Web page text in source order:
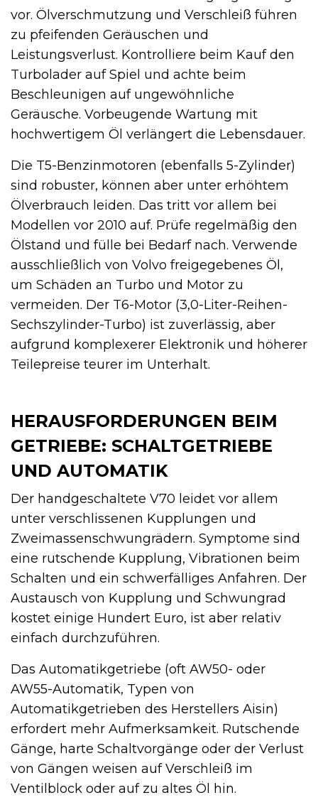
vor. Ölverschmutzung und Verschleiß führen
zu pfeifenden Geräuschen und
Leistungsverlust. Kontrolliere beim Kauf den
Turbolader auf Spiel und achte beim
Beschleunigen auf ungewöhnliche
Geräusche. Vorbeugende Wartung mit
hochwertigem Öl verlängert die Lebensdauer.
Die T5-Benzinmotoren (ebenfalls 5-Zylinder)
sind robuster, können aber unter erhöhtem
Ölverbrauch leiden. Das tritt vor allem bei
Modellen vor 2010 auf. Prüfe regelmäßig den
Ölstand und fülle bei Bedarf nach. Verwende
ausschließlich von Volvo freigegebenes Öl,
um Schäden an Turbo und Motor zu
vermeiden. Der T6-Motor (3,0-Liter-Reihen-
Sechszylinder-Turbo) ist zuverlässig, aber
aufgrund komplexerer Elektronik und höherer
Teilepreise teurer im Unterhalt.
HERAUSFORDERUNGEN BEIM
GETRIEBE: SCHALTGETRIEBE
UND AUTOMATIK
Der handgeschaltete V70 leidet vor allem
unter verschlissenen Kupplungen und
Zweimassenschwungrädern. Symptome sind
eine rutschende Kupplung, Vibrationen beim
Schalten und ein schwerfälliges Anfahren. Der
Austausch von Kupplung und Schwungrad
kostet einige Hundert Euro, ist aber relativ
einfach durchzuführen.
Das Automatikgetriebe (oft AW50- oder
AW55-Automatik, Typen von
Automatikgetrieben des Herstellers Aisin)
erfordert mehr Aufmerksamkeit. Rutschende
Gänge, harte Schaltvorgänge oder der Verlust
von Gängen weisen auf Verschleiß im
Ventilblock oder auf zu altes Öl hin.